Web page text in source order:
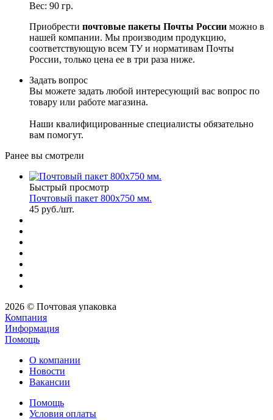
Вес: 90 гр.
Приобрести почтовые пакеты Почты России можно в
нашей компании. Мы производим продукцию,
соответствующую всем ТУ и нормативам Почты
России, только цена ее в три раза ниже.
Задать вопрос
Вы можете задать любой интересующий вас вопрос по
товару или работе магазина.
Наши квалифицированные специалисты обязательно
вам помогут.
Ранее вы смотрели
Быстрый просмотр
Почтовый пакет 800х750 мм.
45 руб./шт.
2026 © Почтовая упаковка
Компания
Информация
Помощь
О компании
Новости
Вакансии
Помощь
Условия оплаты